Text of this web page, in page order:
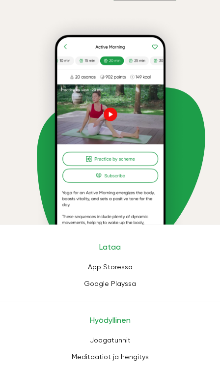
Lataa
App Storessa
Google Playssa
Hyödyllinen
Joogatunnit
Meditaatiot ja hengitys